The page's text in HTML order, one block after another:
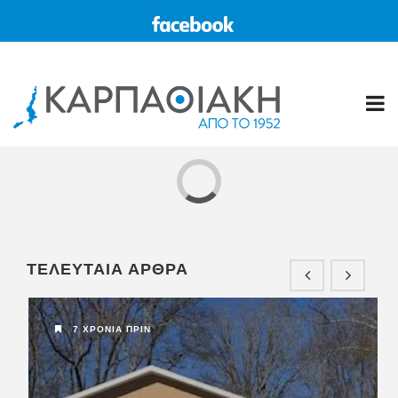
Η “ΚΑΡΠΑΘΙΑΚΗ” στο διαδίκτυο
www.karpa...
5 ΧΡΌΝΙΑ ΠΡΙΝ
ΤΕΛΕΥΤΑΙΑ ΑΡΘΡΑ
7 ΧΡΌΝΙΑ ΠΡΙΝ